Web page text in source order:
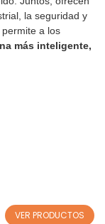
la seguridad y
a los
más inteligente,
VER PRODUCTOS